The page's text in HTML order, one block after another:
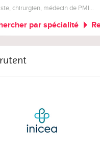
chirurgien, médecin de PMI…
par spécialité